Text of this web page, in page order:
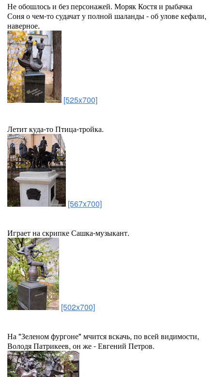
Не обошлось и без персонажей. Моряк Костя и рыбачка
Соня о чем-то судачат у полной шаланды - об улове кефали,
наверное.
[525x700]
Летит куда-то Птица-тройка.
[567x700]
Играет на скрипке Сашка-музыкант.
[502x700]
На "Зеленом фургоне" мчится вскачь, по всей видимости,
Володя Патрикеев, он же - Евгений Петров.